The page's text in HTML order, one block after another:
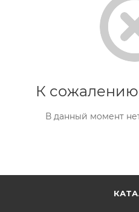
К
В данный момент